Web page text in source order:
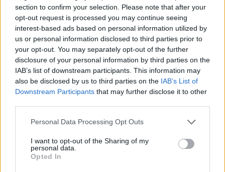
section to confirm your selection. Please note that after your
opt-out request is processed you may continue seeing
interest-based ads based on personal information utilized by
us or personal information disclosed to third parties prior to
your opt-out. You may separately opt-out of the further
disclosure of your personal information by third parties on the
IAB’s list of downstream participants. This information may
also be disclosed by us to third parties on the IAB’s List of
Downstream Participants that may further disclose it to other
Please note that this website/app uses one or more Google
not limited to your visit or usage behaviour. You may click to
grant or deny consent to Google and its third-party tags to
use your data for below specified purposes in below Google
Personal Data Processing Opt Outs
I want to opt-out of the Sharing of my
personal data.
Opted In
VAGY
BékiPeti